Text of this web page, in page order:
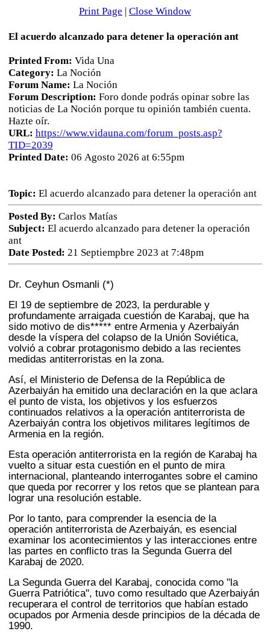
Print Page | Close Window
El acuerdo alcanzado para detener la operación ant
Printed From: Vida Una
Category: La Noción
Forum Name: La Noción
Forum Description: Foro donde podrás opinar sobre las
noticias de La Noción porque tu opinión también cuenta.
Hazte oír.
URL: https://www.vidauna.com/forum_posts.asp?
TID=2039
Printed Date: 06 Agosto 2026 at 6:55pm
Topic: El acuerdo alcanzado para detener la operación ant
Posted By: Carlos Matías
Subject: El acuerdo alcanzado para detener la operación
ant
Date Posted: 21 Septiempbre 2023 at 7:48pm
Dr. Ceyhun Osmanli (*)
El 19 de septiembre de 2023, la perdurable y
profundamente arraigada cuestión de Karabaj, que ha
sido motivo de dis***** entre Armenia y Azerbaiyán
desde la víspera del colapso de la Unión Soviética,
volvió a cobrar protagonismo debido a las recientes
medidas antiterroristas en la zona.
Así, el Ministerio de Defensa de la República de
Azerbaiyán ha emitido una declaración en la que aclara
el punto de vista, los objetivos y los esfuerzos
continuados relativos a la operación antiterrorista de
Azerbaiyán contra los objetivos militares legítimos de
Armenia en la región.
Esta operación antiterrorista en la región de Karabaj ha
vuelto a situar esta cuestión en el punto de mira
internacional, planteando interrogantes sobre el camino
que queda por recorrer y los retos que se plantean para
lograr una resolución estable.
Por lo tanto, para comprender la esencia de la
operación antiterrorista de Azerbaiyán, es esencial
examinar los acontecimientos y las interacciones entre
las partes en conflicto tras la Segunda Guerra del
Karabaj de 2020.
La Segunda Guerra del Karabaj, conocida como "la
Guerra Patriótica", tuvo como resultado que Azerbaiyán
recuperara el control de territorios que habían estado
ocupados por Armenia desde principios de la década de
1990.